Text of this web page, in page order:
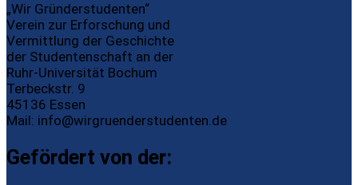
„Wir Gründerstudenten“
Verein zur Erforschung und
Vermittlung der Geschichte
der Studentenschaft an der
Ruhr-Universität Bochum
Terbeckstr. 9
45136 Essen
Mail: info@wirgruenderstudenten.de
Gefördert von der: